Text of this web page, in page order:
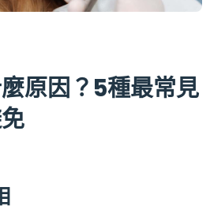
原因？5種最常見